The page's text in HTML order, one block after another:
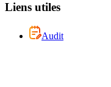
Liens utiles
Audit